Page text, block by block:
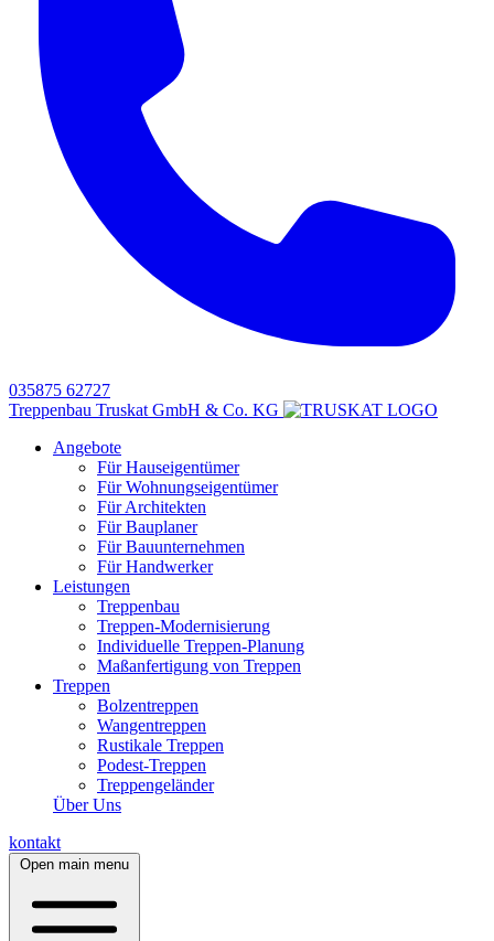
035875 62727
Treppenbau Truskat GmbH & Co. KG
Angebote
Für Hauseigentümer
Für Wohnungseigentümer
Für Architekten
Für Bauplaner
Für Bauunternehmen
Für Handwerker
Leistungen
Treppenbau
Treppen-Modernisierung
Individuelle Treppen-Planung
Maßanfertigung von Treppen
Treppen
Bolzentreppen
Wangentreppen
Rustikale Treppen
Podest-Treppen
Treppengeländer
Über Uns
kontakt
Open main menu